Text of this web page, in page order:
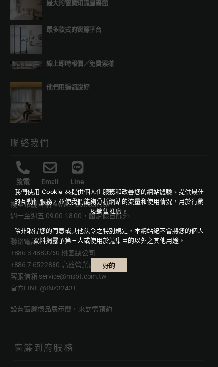
最大的窗簾知識圖書館
最多款式的窗簾平台
線上即時報價／免費索樣
他們用過都說好
聯絡我們
致電 Email Line
幔室布緹官網www.msbt.com.tw
週一至週五 09:00-18:00，國定假日除外
聯絡電話
+886 3 4880250 桃園總公司
+886 7 6522880 高雄營業處
客服信箱 service@msbt.com.tw
官方LINE @INY3243T
設有窗簾樣品展示間，來訪需預約
窗簾到府服務
我們使用 Cookie 來提供個人化服務和改善您的網站體驗、提供最佳
的互動性服務，並使我們能夠分析網站的流量和使用情況，用於行銷
及銷售推廣。
除非取得您的同意或其他法令之特別規定，本網站絕不會將您的個人
資料揭露予第三人或使用於蒐集目的以外之其他用途。
好的